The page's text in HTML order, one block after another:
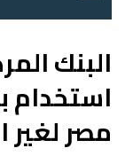
البنك
استخدام
مصر لغير